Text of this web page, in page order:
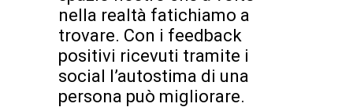
nella realtà fatichiamo a
trovare. Con i feedback
positivi ricevuti tramite i
social l’autostima di una
persona può migliorare.